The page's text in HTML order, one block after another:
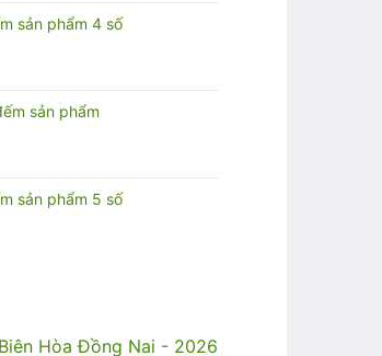
sản phẩm 4 số
sản phẩm
sản phẩm 5 số
Hòa Đồng Nai - 2026